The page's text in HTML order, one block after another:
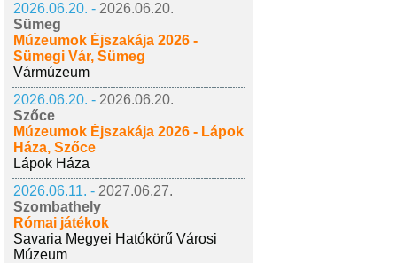
2026.06.20. - 2026.06.20.
Sümeg
Múzeumok Éjszakája 2026 -
Sümegi Vár, Sümeg
Vármúzeum
2026.06.20. - 2026.06.20.
Szőce
Múzeumok Éjszakája 2026 - Lápok
Háza, Szőce
Lápok Háza
2026.06.11. - 2027.06.27.
Szombathely
Római játékok
Savaria Megyei Hatókörű Városi
Múzeum